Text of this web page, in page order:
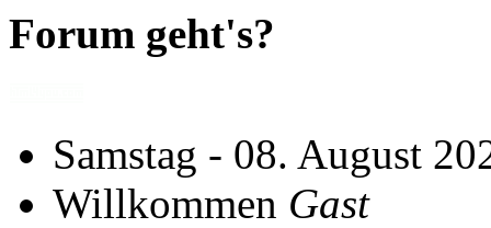
Forum geht's?
Samstag - 08. August
Willkommen Gast